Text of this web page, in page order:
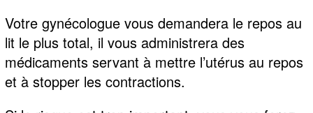
Votre gynécologue vous demandera le repos au
lit le plus total, il vous administrera des
médicaments servant à mettre l’utérus au repos
et à stopper les contractions.